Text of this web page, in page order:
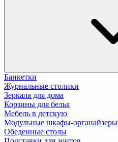
Банкетки
Журнальные столики
Зеркала для дома
Корзины для белья
Мебель в детскую
Модульные шкафы-органайзеры
Обеденные столы